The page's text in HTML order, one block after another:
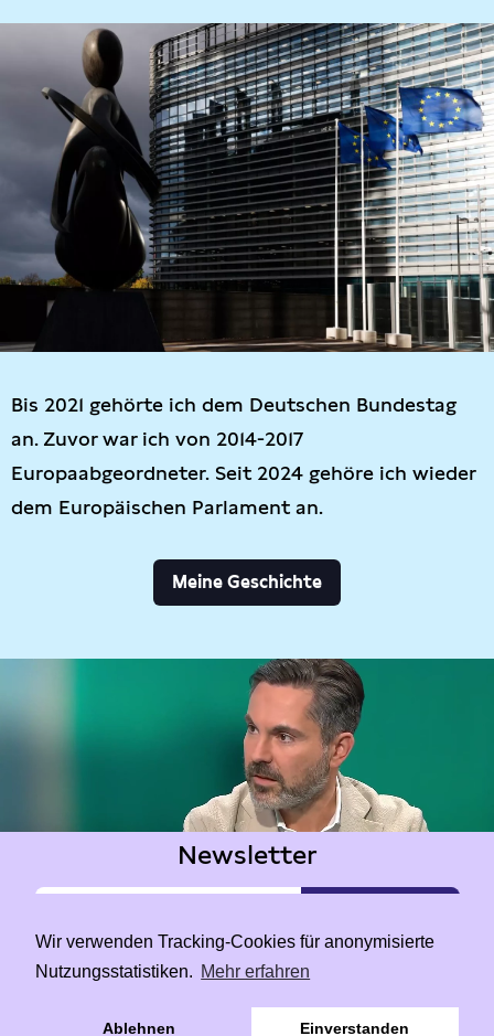
Wir verwenden Tracking-Cookies für anonymisierte
Nutzungsstatistiken. Mehr erfahren
Ablehnen Einverstanden
Bis 2021 gehörte ich dem Deutschen Bundestag
an. Zuvor war ich von 2014-2017
Europaabgeordneter. Seit 2024 gehöre ich wieder
dem Europäischen Parlament an.
Meine Geschichte
Newsletter